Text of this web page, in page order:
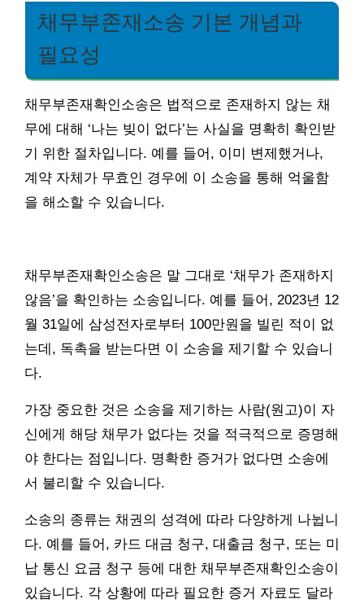
채무부존재소송 기본 개념과
필요성
채무부존재확인소송은 법적으로 존재하지 않는 채
무에 대해 ‘나는 빚이 없다’는 사실을 명확히 확인받
기 위한 절차입니다. 예를 들어, 이미 변제했거나,
계약 자체가 무효인 경우에 이 소송을 통해 억울함
을 해소할 수 있습니다.
채무부존재확인소송은 말 그대로 ‘채무가 존재하지
않음’을 확인하는 소송입니다. 예를 들어, 2023년 12
월 31일에 삼성전자로부터 100만원을 빌린 적이 없
는데, 독촉을 받는다면 이 소송을 제기할 수 있습니
다.
가장 중요한 것은 소송을 제기하는 사람(원고)이 자
신에게 해당 채무가 없다는 것을 적극적으로 증명해
야 한다는 점입니다. 명확한 증거가 없다면 소송에
서 불리할 수 있습니다.
소송의 종류는 채권의 성격에 따라 다양하게 나뉩니
다. 예를 들어, 카드 대금 청구, 대출금 청구, 또는 미
납 통신 요금 청구 등에 대한 채무부존재확인소송이
있습니다. 각 상황에 따라 필요한 증거 자료도 달라